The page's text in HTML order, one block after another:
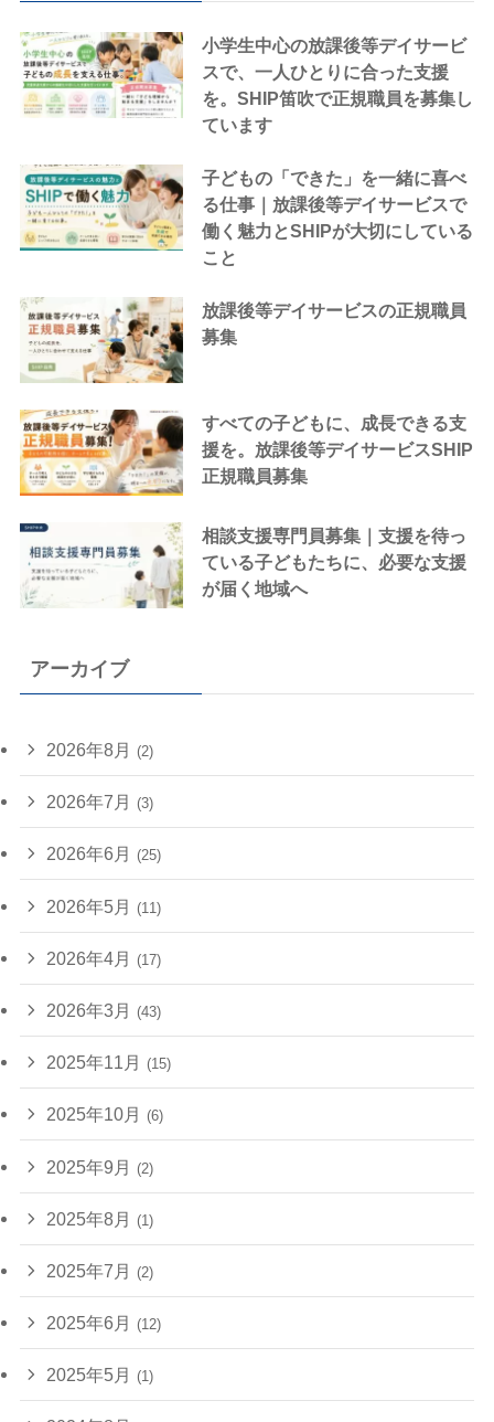
小学生中心の放課後等デイサービ
スで、一人ひとりに合った支援
を。SHIP笛吹で正規職員を募集し
ています
子どもの「できた」を一緒に喜べ
る仕事｜放課後等デイサービスで
働く魅力とSHIPが大切にしている
こと
放課後等デイサービスの正規職員
募集
すべての子どもに、成長できる支
援を。放課後等デイサービスSHIP
正規職員募集
相談支援専門員募集｜支援を待っ
ている子どもたちに、必要な支援
が届く地域へ
アーカイブ
2026年8月 (2)
2026年7月 (3)
2026年6月 (25)
2026年5月 (11)
2026年4月 (17)
2026年3月 (43)
2025年11月 (15)
2025年10月 (6)
2025年9月 (2)
2025年8月 (1)
2025年7月 (2)
2025年6月 (12)
2025年5月 (1)